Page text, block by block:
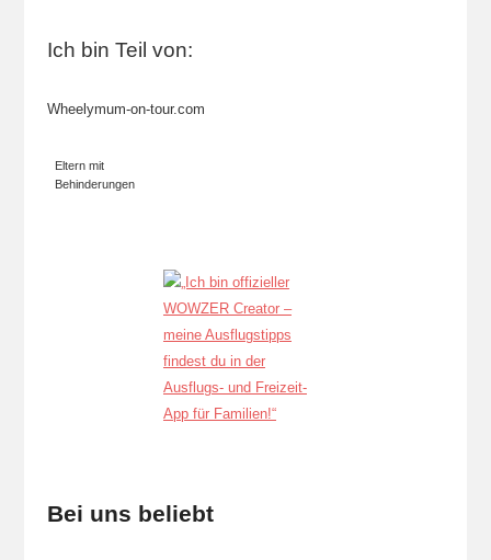
Ich bin Teil von:
Wheelymum-on-tour.com
Eltern mit
Behinderungen
Bei uns beliebt